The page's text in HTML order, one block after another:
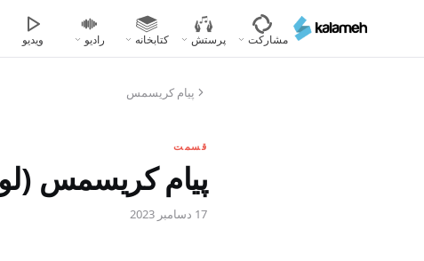
محتوای
مشارکت پرستش کتابخانه رادیو ویدیو
پیام کریسمس
قسمت
پیام کریسمس (لوقا ۶:۲-۷ ، متی ۲:۲-۴ ،
17 دسامبر 2023